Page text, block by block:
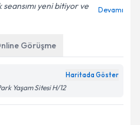
yeni bitiyor ve
Devamı
Görüşme
Haritada Göster
Yaşam Sitesi H/12